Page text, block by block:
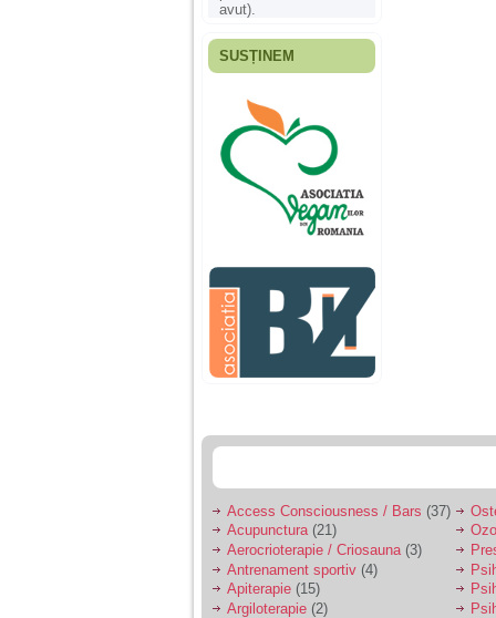
avut).
Fiica mea s-a nascut
ani, privind in urma
realizez cat de multe
greseli am facut in
educatia si cresterea
ei, am fost o mama
egoista, preocupata
de implinirea
profesionala, cand ea
era mica am neglijat-
agresiva, orice
greseala era taxata cu
o palma sau pedepse.
De 4 ani am o relatie
serioasa cu un barbat
sa se manifeste o
Ma aflu aici pentru ca
vreau sa stiu daca am
nevoie de un psiholog
sau psihiatru.
SUSȚINEM
Access Consciousness / Bars (37)
Acupunctura(21)
Aerocrioterapie / Criosauna (3)
Antrenament sportiv (4)
Apiterapie (15)
Argiloterapie (2)